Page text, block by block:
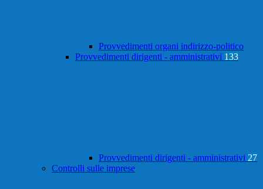
Provvedimenti organi indirizzo-politico
Provvedimenti dirigenti - amministrativi 133
Provvedimenti dirigenti - amministrativi 27
Controlli sulle imprese